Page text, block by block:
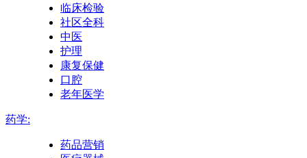
临床检验
社区全科
中医
护理
康复保健
口腔
老年医学
药学:
药品营销